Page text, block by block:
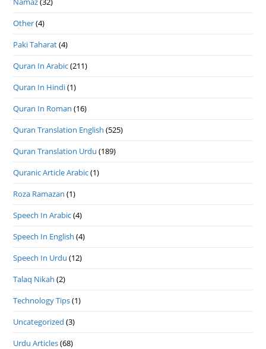
Other(4)
Paki Taharat(4)
Quran In Arabic(211)
Quran In Hindi(1)
Quran In Roman (16)
Quran Translation English (525)
Quran Translation Urdu (189)
Quranic Article Arabic(1)
Roza Ramazan (1)
Speech In Arabic(4)
Speech In English (4)
Speech In Urdu (12)
Talaq Nikah (2)
Technology Tips(1)
Uncategorized (3)
Urdu Articles(68)